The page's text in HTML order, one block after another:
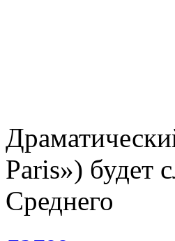
Paris») будет
Среднего